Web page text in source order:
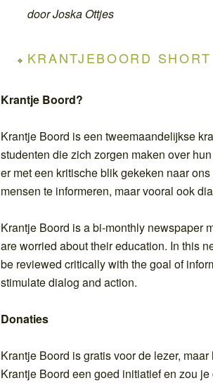
door Joska Ottjes
KRANTJEBOORD SHORT
Krantje Boord?
Krantje Boord is een tweemaandelijkse
studenten die zich zorgen maken over
er met een kritische blik gekeken naar
mensen te informeren, maar vooral ook
Krantje Boord is a bi-monthly newspaper
are worried about their education. In this
be reviewed critically with the goal of
stimulate dialog and action.
Donaties
Krantje Boord is gratis voor de lezer,
Krantje Boord een goed initiatief en zou